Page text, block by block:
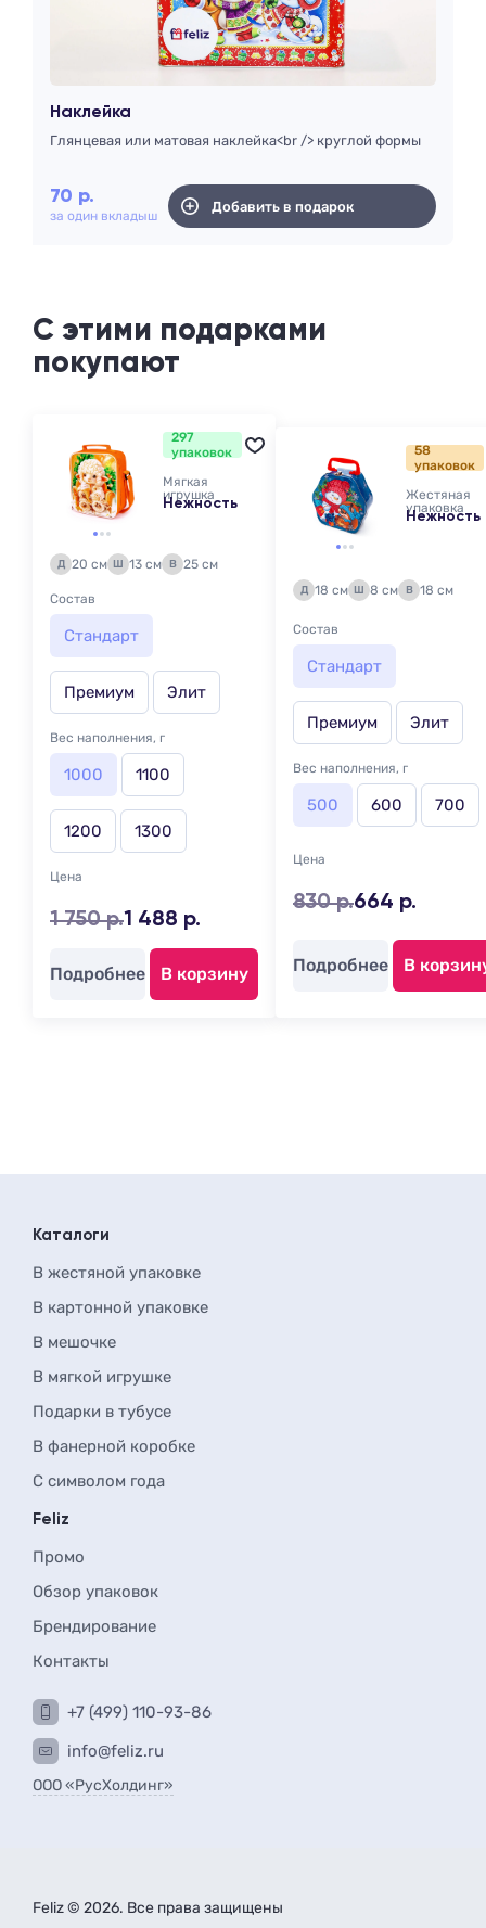
Наклейка
Глянцевая или матовая наклейка<br /> круглой формы
70 р.
за один вкладыш
Добавить в подарок
С этими подарками
покупают
297
упаковок
Мягкая
игрушка
Нежность
Д 20 см Ш 13 см В 25 см
Состав
Стандарт
Премиум Элит
Вес наполнения, г
1000 1100
1200 1300
Цена
1 750 р.1 488 р.
Подробнее В корзину
58
упаковок
Жестяная
упаковка
Нежность
Д 18 см Ш 8 см В 18 см
Состав
Стандарт
Премиум Элит
Вес наполнения, г
500 600 700
Цена
830 р.664 р.
Подробнее В
Каталоги
В жестяной упаковке
В картонной упаковке
В мешочке
В мягкой игрушке
Подарки в тубусе
В фанерной коробке
С символом года
Feliz
Промо
Обзор упаковок
Брендирование
Контакты
+7 (499) 110-93-86
info@feliz.ru
ООО «РусХолдинг»
Feliz © 2026. Все права защищены